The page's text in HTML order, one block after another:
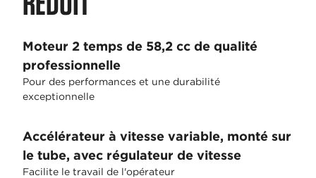
Moteur 2 temps de 58,2 cc de qualité
professionnelle
Pour des performances et une durabilité
exceptionnelle
Accélérateur à vitesse variable, monté sur
le tube, avec régulateur de vitesse
Facilite le travail de l'opérateur